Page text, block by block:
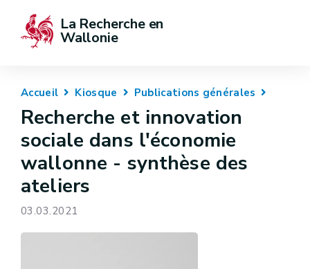
La Recherche en
Wallonie
Accueil Kiosque Publications générales
Recherche et innovation
sociale dans l'économie
wallonne - synthèse des
ateliers
03.03.2021